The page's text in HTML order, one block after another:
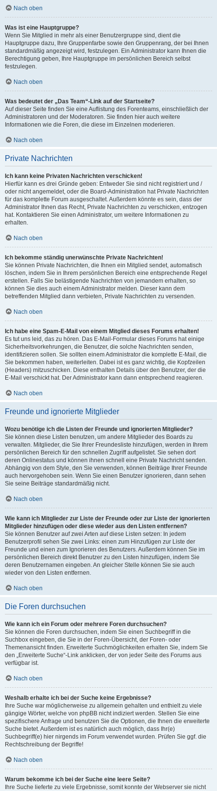
Nach oben
Was ist eine Hauptgruppe?
Wenn Sie Mitglied in mehr als einer Benutzergruppe sind, dient die
Hauptgruppe dazu, Ihre Gruppenfarbe sowie den Gruppenrang, der bei Ihnen
standardmäßig angezeigt wird, festzulegen. Ein Administrator kann Ihnen die
Berechtigung geben, Ihre Hauptgruppe im persönlichen Bereich selbst
festzulegen.
Nach oben
Was bedeutet der „Das Team“-Link auf der Startseite?
Auf dieser Seite finden Sie eine Auflistung des Forenteams, einschließlich der
Administratoren und der Moderatoren. Sie finden hier auch weitere
Informationen wie die Foren, die diese im Einzelnen moderieren.
Nach oben
Private Nachrichten
Ich kann keine Privaten Nachrichten verschicken!
Hierfür kann es drei Gründe geben: Entweder Sie sind nicht registriert und /
oder nicht angemeldet, oder die Board-Administration hat Private Nachrichten
für das komplette Forum ausgeschaltet. Außerdem könnte es sein, dass der
Administrator Ihnen das Recht, Private Nachrichten zu verschicken, entzogen
hat. Kontaktieren Sie einen Administrator, um weitere Informationen zu
erhalten.
Nach oben
Ich bekomme ständig unerwünschte Private Nachrichten!
Sie können Private Nachrichten, die Ihnen ein Mitglied sendet, automatisch
löschen, indem Sie in Ihrem persönlichen Bereich eine entsprechende Regel
erstellen. Falls Sie belästigende Nachrichten von jemandem erhalten, so
können Sie dies auch einem Administrator melden. Dieser kann dem
betreffenden Mitglied dann verbieten, Private Nachrichten zu versenden.
Nach oben
Ich habe eine Spam-E-Mail von einem Mitglied dieses Forums erhalten!
Es tut uns leid, das zu hören. Das E-Mail-Formular dieses Forums hat einige
Sicherheitsvorkehrungen, die Benutzer, die solche Nachrichten senden,
identifizieren sollen. Sie sollten einem Administrator die komplette E-Mail, die
Sie bekommen haben, weiterleiten. Dabei ist es ganz wichtig, die Kopfzeilen
(Headers) mitzuschicken. Diese enthalten Details über den Benutzer, der die
E-Mail verschickt hat. Der Administrator kann dann entsprechend reagieren.
Nach oben
Freunde und ignorierte Mitglieder
Wozu benötige ich die Listen der Freunde und ignorierten Mitglieder?
Sie können diese Listen benutzen, um andere Mitglieder des Boards zu
verwalten. Mitglieder, die Sie Ihrer Freundesliste hinzufügen, werden in Ihrem
persönlichen Bereich für den schnellen Zugriff aufgelistet. Sie sehen dort
deren Onlinestatus und können ihnen schnell eine Private Nachricht senden.
Abhängig von dem Style, den Sie verwenden, können Beiträge Ihrer Freunde
auch hervorgehoben sein. Wenn Sie einen Benutzer ignorieren, dann sehen
Sie seine Beiträge standardmäßig nicht.
Nach oben
Wie kann ich Mitglieder zur Liste der Freunde oder zur Liste der ignorierten
Mitglieder hinzufügen oder diese wieder aus den Listen entfernen?
Sie können Benutzer auf zwei Arten auf diese Listen setzen: In jedem
Benutzerprofil sehen Sie zwei Links: einen zum Hinzufügen zur Liste der
Freunde und einen zum Ignorieren des Benutzers. Außerdem können Sie im
persönlichen Bereich direkt Benutzer zu den Listen hinzufügen, indem Sie
deren Benutzernamen eingeben. An gleicher Stelle können Sie sie auch
wieder von den Listen entfernen.
Nach oben
Die Foren durchsuchen
Wie kann ich ein Forum oder mehrere Foren durchsuchen?
Sie können die Foren durchsuchen, indem Sie einen Suchbegriff in die
Suchbox eingeben, die Sie in der Foren-Übersicht, der Foren- oder
Themenansicht finden. Erweiterte Suchmöglichkeiten erhalten Sie, indem Sie
den „Erweiterte Suche“-Link anklicken, der von jeder Seite des Forums aus
verfügbar ist.
Nach oben
Weshalb erhalte ich bei der Suche keine Ergebnisse?
Ihre Suche war möglicherweise zu allgemein gehalten und enthielt zu viele
gängige Wörter, welche von phpBB nicht indiziert werden. Stellen Sie eine
spezifischere Anfrage und benutzen Sie die Optionen, die Ihnen die erweiterte
Suche bietet. Außerdem ist es natürlich auch möglich, dass Ihr(e)
Suchbegriff(e) hier nirgends im Forum verwendet wurden. Prüfen Sie ggf. die
Rechtschreibung der Begriffe!
Nach oben
Warum bekomme ich bei der Suche eine leere Seite?
Ihre Suche lieferte zu viele Ergebnisse, somit konnte der Webserver sie nicht